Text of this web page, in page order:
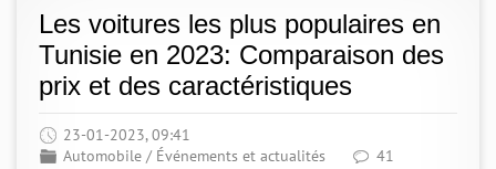
Les voitures les plus populaires en
Tunisie en 2023: Comparaison des
prix et des caractéristiques
23-01-2023, 09:41
Automobile / Événements et actualités 41